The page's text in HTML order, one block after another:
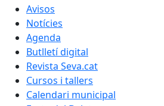
Avisos
Notícies
Agenda
Butlletí digital
Revista Seva.cat
Cursos i tallers
Calendari municipal